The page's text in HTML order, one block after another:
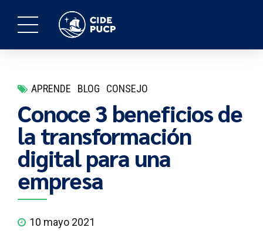
APRENDE BLOG CONSEJO
Conoce 3 beneficios de
la transformación
digital para una
empresa
10 mayo 2021